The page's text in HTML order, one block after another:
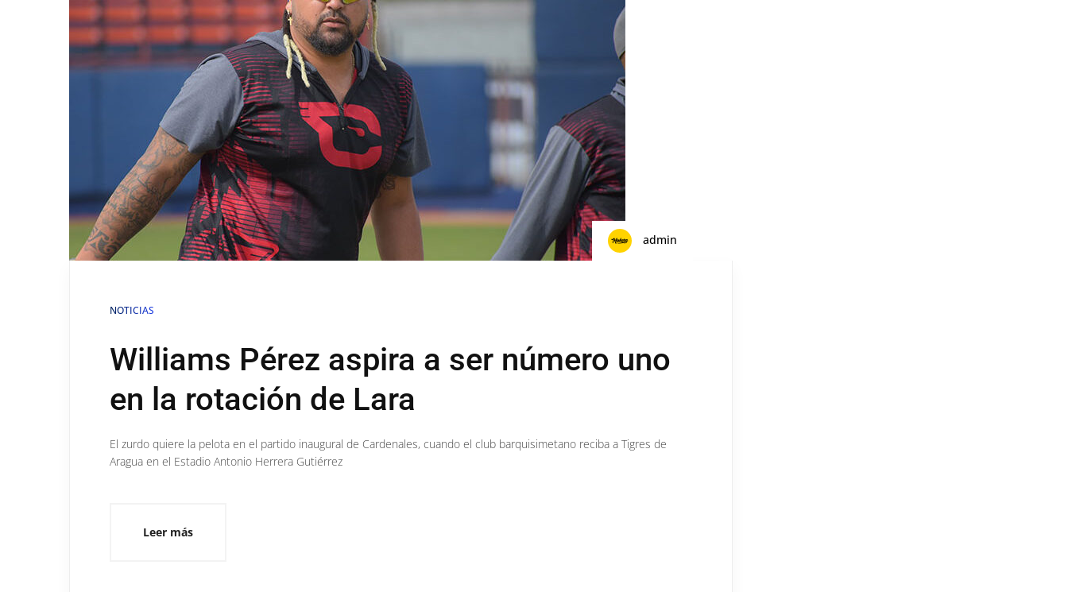
admin
NOTICIAS
Williams Pérez aspira a ser número uno
en la rotación de Lara
El zurdo quiere la pelota en el partido inaugural de Cardenales, cuando el club barquisimetano reciba a Tigres de
Aragua en el Estadio Antonio Herrera Gutiérrez
Leer más